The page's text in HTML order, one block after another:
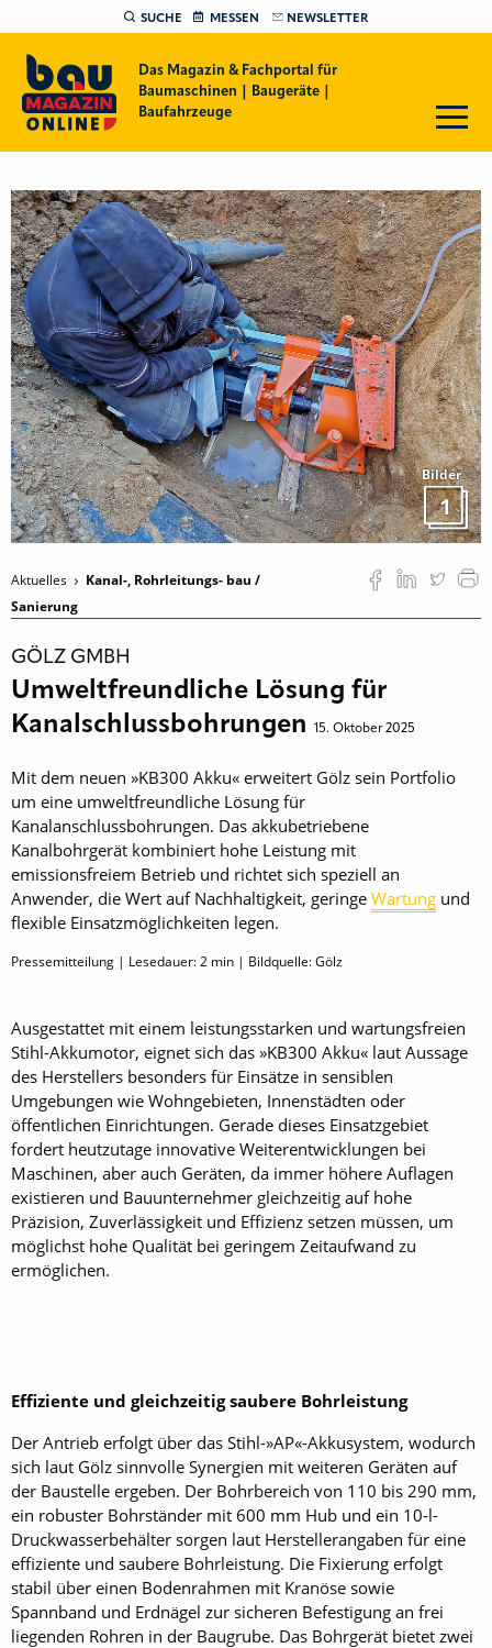
SUCHE MESSEN NEWSLETTER
Das Magazin & Fachportal für
Baumaschinen | Baugeräte |
Baufahrzeuge
Bilder
1
Aktuelles
Kanal-, Rohrleitungs- bau /
Sanierung
GÖLZ GMBH
Umweltfreundliche Lösung für
Kanalschlussbohrungen
15. Oktober 2025
Mit dem neuen »KB300 Akku« erweitert Gölz sein Portfolio
um eine umweltfreundliche Lösung für
Kanalanschlussbohrungen. Das akkubetriebene
Kanalbohrgerät kombiniert hohe Leistung mit
emissionsfreiem Betrieb und richtet sich speziell an
Anwender, die Wert auf Nachhaltigkeit, geringe Wartung und
flexible Einsatzmöglichkeiten legen.
Pressemitteilung | Lesedauer:2 min | Bildquelle: Gölz
Ausgestattet mit einem leistungsstarken und wartungsfreien
Stihl-Akkumotor, eignet sich das »KB300 Akku« laut Aussage
des Herstellers besonders für Einsätze in sensiblen
Umgebungen wie Wohngebieten, Innenstädten oder
öffentlichen Einrichtungen. Gerade dieses Einsatzgebiet
fordert heutzutage innovative Weiterentwicklungen bei
Maschinen, aber auch Geräten, da immer höhere Auflagen
existieren und Bauunternehmer gleichzeitig auf hohe
Präzision, Zuverlässigkeit und Effizienz setzen müssen, um
möglichst hohe Qualität bei geringem Zeitaufwand zu
ermöglichen.
Effiziente und gleichzeitig saubere Bohrleistung
Der Antrieb erfolgt über das Stihl-»AP«-Akkusystem, wodurch
sich laut Gölz sinnvolle Synergien mit weiteren Geräten auf
der Baustelle ergeben. Der Bohrbereich von 110 bis 290 mm,
ein robuster Bohrständer mit 600 mm Hub und ein 10-l-
Druckwasserbehälter sorgen laut Herstellerangaben für eine
effiziente und saubere Bohrleistung. Die Fixierung erfolgt
stabil über einen Bodenrahmen mit Kran­öse sowie
Spannband und Erdnägel zur sicheren Befestigung an frei
liegenden Rohren in der Baugrube. Das Bohrgerät bietet zwei